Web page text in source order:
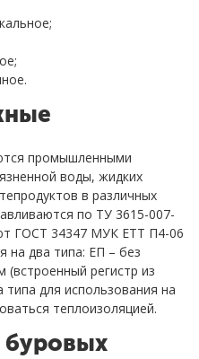
промышленными
воды, жидких
в различных
по ТУ 3615-007-
ГОСТ 34347 МУК ЕТТ П4-06
на два типа: ЕП – без
регистр из
для использования на
теплоизоляцией.
буровых